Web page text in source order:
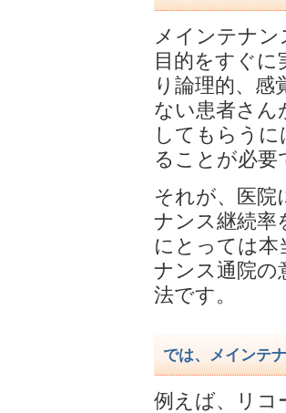
メインテナ
目的をすぐ
り論理的、感
ない患者さん
してもらう
ることが必要
それが、医
ナンス継続率
にとっては本
ナンス通院の
法です。
では、メインテ
例えば、リコ